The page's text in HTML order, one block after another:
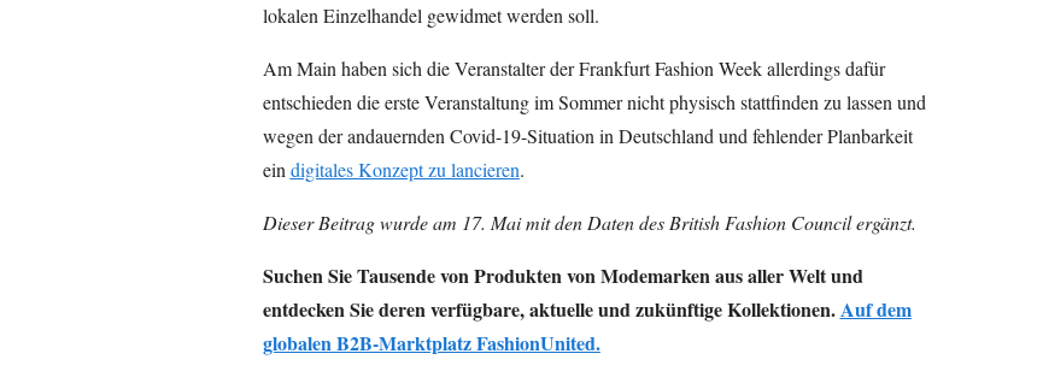
lokalen Einzelhandel gewidmet werden soll.
Am Main haben sich die Veranstalter der Frankfurt Fashion Week allerdings dafür
entschieden die erste Veranstaltung im Sommer nicht physisch stattfinden zu lassen und
wegen der andauernden Covid-19-Situation in Deutschland und fehlender Planbarkeit
ein digitales Konzept zu lancieren.
Dieser Beitrag wurde am 17. Mai mit den Daten des British Fashion Council ergänzt.
Suchen Sie Tausende von Produkten von Modemarken aus aller Welt und
entdecken Sie deren verfügbare, aktuelle und zukünftige Kollektionen. Auf dem
globalen B2B-Marktplatz FashionUnited.